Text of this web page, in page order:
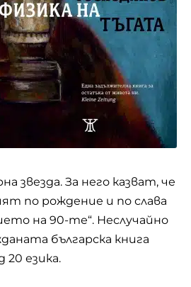
звезда. За него казват, че
по рождение и по слава
на 90-те“. Неслучайно
българска книга
20 езика.